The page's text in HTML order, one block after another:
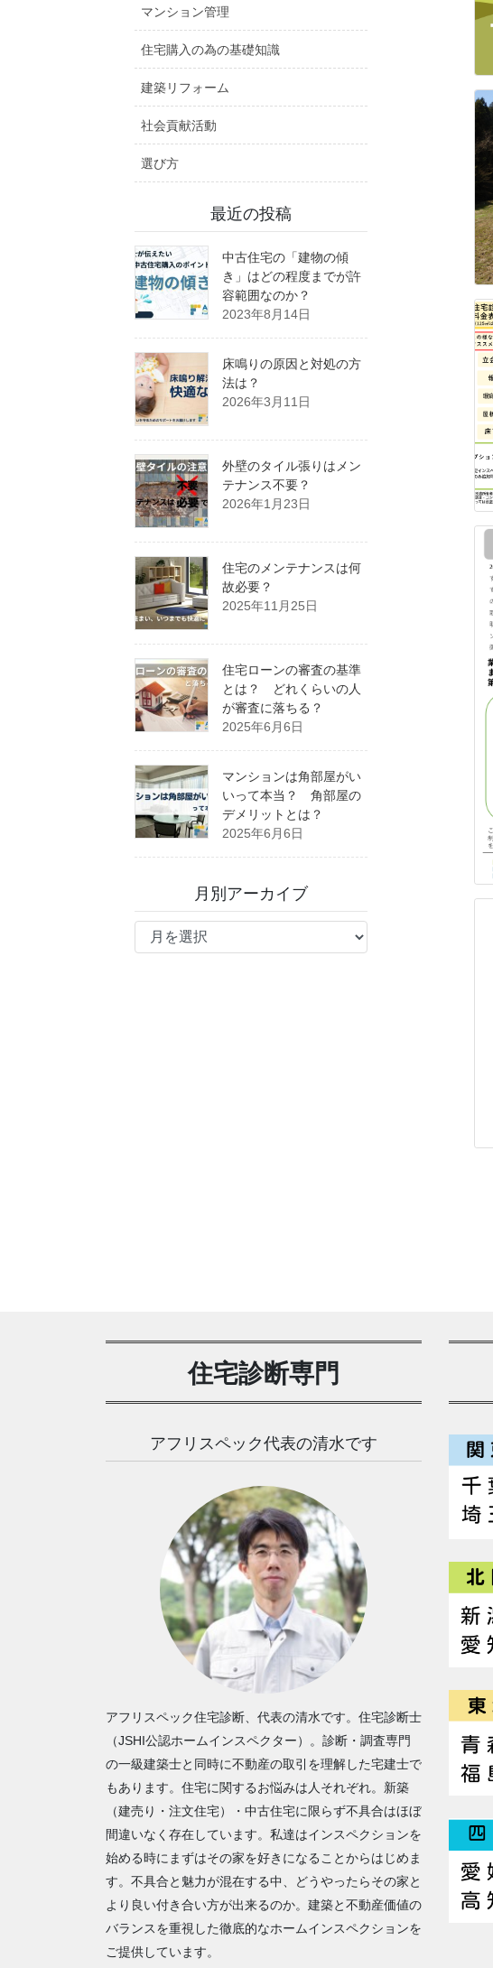
マンション管理
住宅購入の為の基礎知識
建築リフォーム
社会貢献活動
選び方
最近の投稿
中古住宅の「建物の傾
き」はどの程度までが許
容範囲なのか？
2023年8月14日
床鳴りの原因と対処の方
法は？
2026年3月11日
外壁のタイル張りはメン
テナンス不要？
2026年1月23日
住宅のメンテナンスは何
故必要？
2025年11月25日
住宅ローンの審査の基準
とは？ どれくらいの人
が審査に落ちる？
2025年6月6日
マンションは角部屋がい
いって本当？ 角部屋の
デメリットとは？
2025年6月6日
月別アーカイブ
月
住宅診断専門
アフリスペック代表の清水です
アフリスペック住宅診断、代表の清水です。住宅診断士
（JSHI公認ホームインスペクター）。診断・調査専門
の一級建築士と同時に不動産の取引を理解した宅建士で
もあります。住宅に関するお悩みは人それぞれ。新築
（建売り・注文住宅）・中古住宅に限らず不具合はほぼ
間違いなく存在しています。私達はインスペクションを
始める時にまずはその家を好きになることからはじめま
す。不具合と魅力が混在する中、どうやったらその家と
より良い付き合い方が出来るのか。建築と不動産価値の
バランスを重視した徹底的なホームインスペクションを
ご提供しています。